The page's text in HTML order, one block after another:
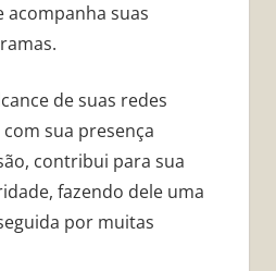
acompanha suas
de suas redes
sua presença
contribui para sua
fazendo dele uma
por muitas